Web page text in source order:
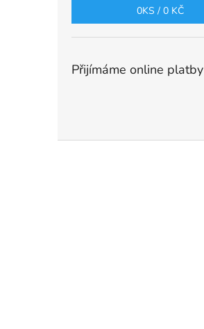
0KS / 0 KČ
Přijímáme online platby